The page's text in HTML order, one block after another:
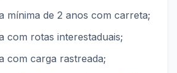
mínima de 2 anos com carreta;
com rotas interestaduais;
com carga rastreada;